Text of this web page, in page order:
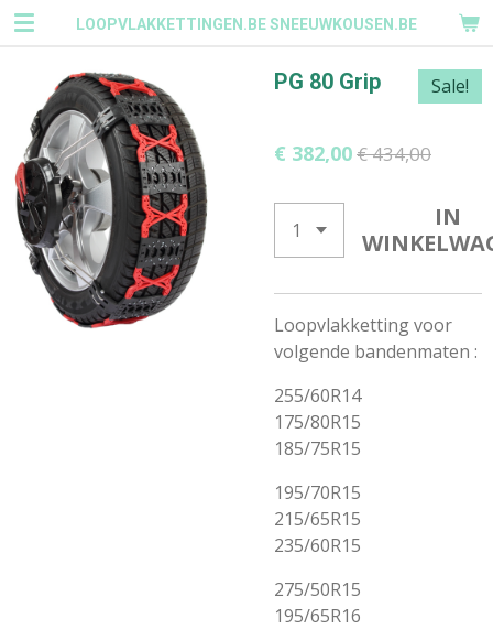
Ga
hoofdinhoud
LOOPVLAKKETTINGEN.BE SNEEUWKOUSEN.BE
PG 80 Grip Sale!
€ 382,00€ 434,00
IN
Loopvlakketting voor
volgende bandenmaten :
255/60R14
175/80R15
185/75R15
195/70R15
215/65R15
235/60R15
275/50R15
195/65R16